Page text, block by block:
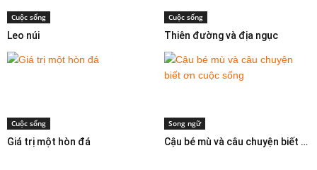
Cuộc sống
Leo núi
Cuộc sống
Thiên đường và địa ngục
Cuộc sống
Giá trị một hòn đá
Song ngữ
Cậu bé mù và câu chuyện biết ơn cuộc sống